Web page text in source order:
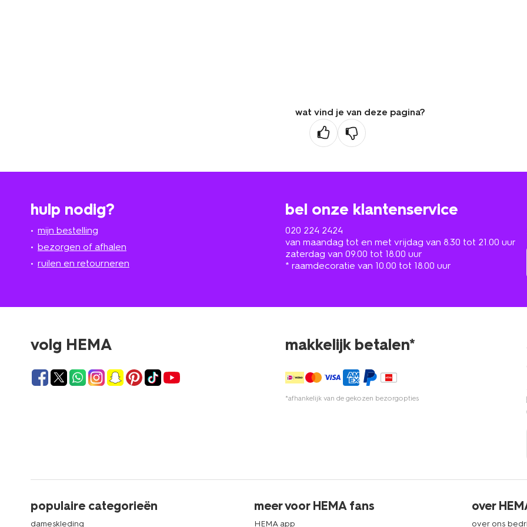
wat vind je van deze pagina?
hulp nodig?
mijn bestelling
bezorgen of afhalen
ruilen en retourneren
bel onze klantenservice
020 224 2424
van maandag tot en met vrijdag van 8.30 tot 21.00 uur
zaterdag van 09.00 tot 18.00 uur
* raamdecoratie van 10.00 tot 18.00 uur
volg HEMA makkelijk betalen*
*afhankelijk van de gekozen bezorgopties
populaire categorieën
dameskleding
meer voor HEMA fans
HEMA app
over
over ons